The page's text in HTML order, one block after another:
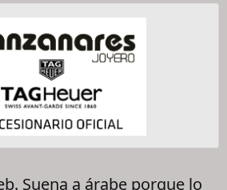
Suena a árabe porque lo